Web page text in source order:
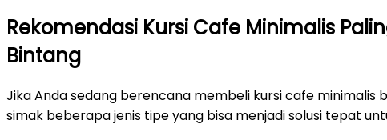
Rekomendasi Kursi Cafe Minimalis
Bintang
Jika Anda sedang berencana membeli kursi cafe minimalis
simak beberapa jenis tipe yang bisa menjadi solusi tepat